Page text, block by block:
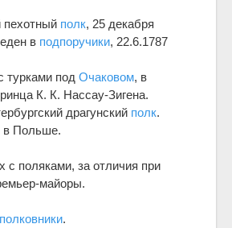
пехотный полк, 25 декабря
в подпоручики, 22.6.1787
турками подОчаковом, в
К. К. Нассау-Зигена.
драгунский полк.
в Польше.
с поляками, за отличия при
майоры.
.